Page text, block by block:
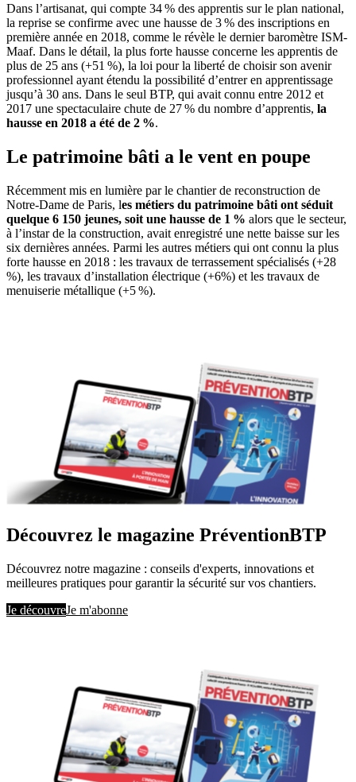
Dans l’artisanat, qui compte 34 % des apprentis sur le plan national,
la reprise se confirme avec une hausse de 3 % des inscriptions en
première année en 2018, comme le révèle le dernier baromètre ISM-
Maaf. Dans le détail, la plus forte hausse concerne les apprentis de
plus de 25 ans (+51 %), la loi pour la liberté de choisir son avenir
professionnel ayant étendu la possibilité d’entrer en apprentissage
jusqu’à 30 ans. Dans le seul BTP, qui avait connu entre 2012 et
2017 une spectaculaire chute de 27 % du nombre d’apprentis, la
hausse en 2018 a été de 2 %.
Le patrimoine bâti a le vent en poupe
Récemment mis en lumière par le chantier de reconstruction de
Notre-Dame de Paris, les métiers du patrimoine bâti ont séduit
quelque 6 150 jeunes, soit une hausse de 1 % alors que le secteur,
à l’instar de la construction, avait enregistré une nette baisse sur les
six dernières années. Parmi les autres métiers qui ont connu la plus
forte hausse en 2018 : les travaux de terrassement spécialisés (+28
%), les travaux d’installation électrique (+6%) et les travaux de
menuiserie métallique (+5 %).
Découvrez le magazine PréventionBTP
Découvrez notre magazine : conseils d'experts, innovations et
meilleures pratiques pour garantir la sécurité sur vos chantiers.
Je découvreJe m'abonne